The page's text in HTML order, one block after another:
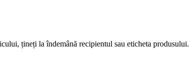
țineți la îndemână recipientul sau eticheta produsului.